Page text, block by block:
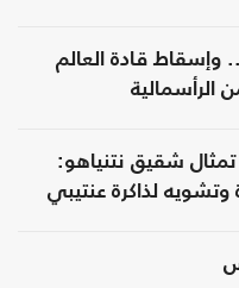
وإسقاط قادة العالم
الرأسمالية
شقيق نتنياهو:
وتشويه لذاكرة عنتيبي